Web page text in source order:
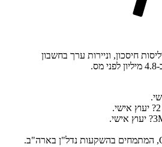
חיסכון, וניירות ערך בחשבון